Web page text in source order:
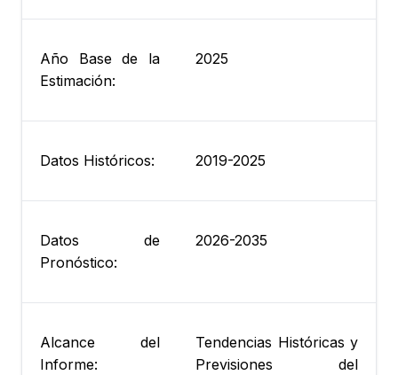
Año Base de la
Estimación:
2025
Datos Históricos: 2019-2025
Datos de
Pronóstico:
2026-2035
Alcance del
Informe:
Tendencias Históricas y
Previsiones del